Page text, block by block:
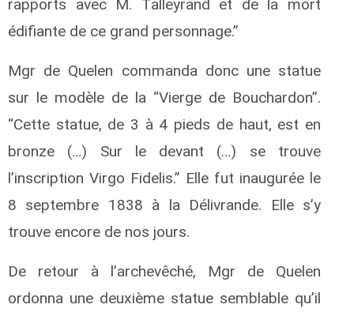
rapports avec M. Talleyrand et de la mort
édifiante de ce grand personnage.”
Mgr de Quelen commanda donc une statue
sur le modèle de la “Vierge de Bouchardon”.
“Cette statue, de 3 à 4 pieds de haut, est en
bronze (…) Sur le devant (…) se trouve
l’inscription Virgo Fidelis.” Elle fut inaugurée le
8 septembre 1838 à la Délivrande. Elle s’y
trouve encore de nos jours.
De retour à l’archevêché, Mgr de Quelen
ordonna une deuxième statue semblable qu’il